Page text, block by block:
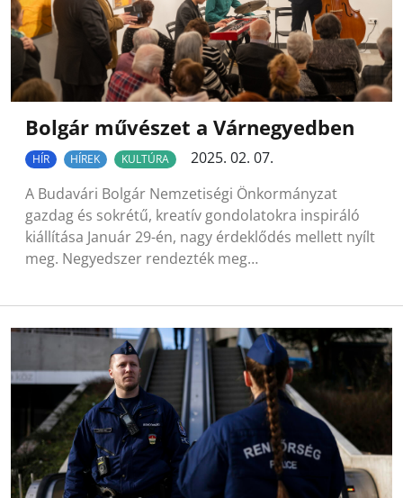
Bolgár művészet a Várnegyedben
HÍR HÍREK KULTÚRA
2025. 02. 07.
A Budavári Bolgár Nemzetiségi Önkormányzat
gazdag és sokrétű, kreatív gondolatokra inspiráló
kiállítása Január 29-én, nagy érdeklődés mellett nyílt
meg. Negyedszer rendezték meg…